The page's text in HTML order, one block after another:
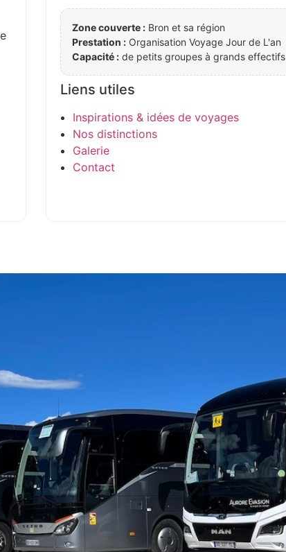
Zone couverte : Bron et sa région
Prestation : Organisation Voyage Jour de L'an
Capacité : de petits groupes à grands effectifs
Liens utiles
Inspirations & idées de voyages
Nos distinctions
Galerie
Contact